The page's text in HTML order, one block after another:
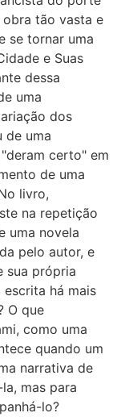
tão vasta e
se tornar uma
e Suas
dessa
uma
dos
de uma
certo" em
de uma
livro,
na repetição
uma novela
pelo autor, e
sua própria
escrita há mais
O que
como uma
quando um
narrativa de
mas para
lo?